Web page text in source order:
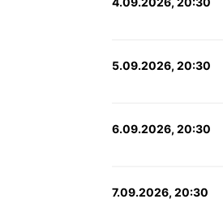
5.09.2026, 20:30
6.09.2026, 20:30
7.09.2026, 20:30